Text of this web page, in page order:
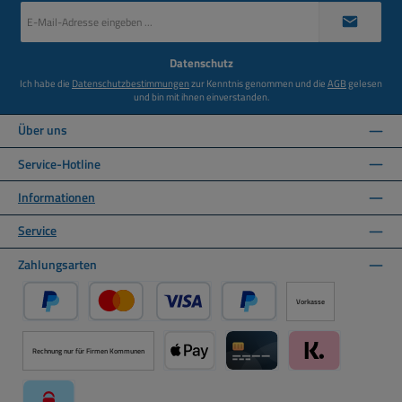
Mail-
Datenschutz
Ich habe die Datenschutzbestimmungenzur Kenntnis genommen und dieAGBgelesen
und bin mit ihnen einverstanden.
Über uns
Service-Hotline
Informationen
Service
Zahlungsarten
PayPal Kredit- oder Debitkarte über PayPal
Später Bezahlen über PayPal
Vorkasse
Rechnung nur für Firmen Kommunen